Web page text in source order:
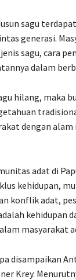
sagu
generasi.
sagu, cara
dalam
hilang, maka
dengan
adat di
kehidupan,
konflik adat,
kehidupan
masyarakat
disampaikan
Krey.